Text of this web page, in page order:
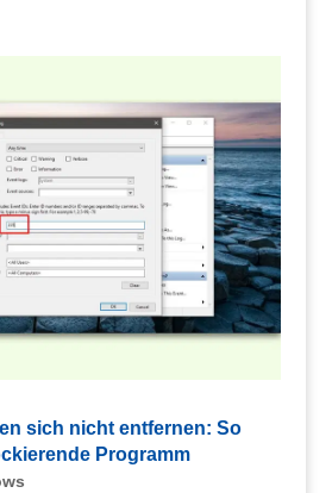
sich nicht entfernen: So
Programm